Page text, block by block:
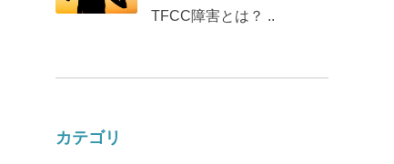
TFCC障害とは？ ..
カテゴリ